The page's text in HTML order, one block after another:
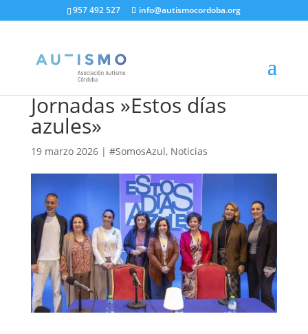
957 492 527 info@autismocordoba.org
Jornadas »Estos días
azules»
19 marzo 2026| #SomosAzul, Noticias